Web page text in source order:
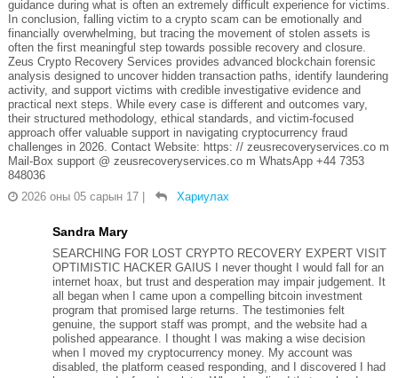
guidance during what is often an extremely difficult experience for victims.
In conclusion, falling victim to a crypto scam can be emotionally and
financially overwhelming, but tracing the movement of stolen assets is
often the first meaningful step towards possible recovery and closure.
Zeus Crypto Recovery Services provides advanced blockchain forensic
analysis designed to uncover hidden transaction paths, identify laundering
activity, and support victims with credible investigative evidence and
practical next steps. While every case is different and outcomes vary,
their structured methodology, ethical standards, and victim-focused
approach offer valuable support in navigating cryptocurrency fraud
challenges in 2026. Contact Website: https: // zeusrecoveryservices.co m
Mail-Box support @ zeusrecoveryservices.co m WhatsApp +44 7353
848036
2026 оны 05 сарын 17
Хариулах
Sandra Mary
SEARCHING FOR LOST CRYPTO RECOVERY EXPERT VISIT
OPTIMISTIC HACKER GAIUS I never thought I would fall for an
internet hoax, but trust and desperation may impair judgement. It
all began when I came upon a compelling bitcoin investment
program that promised large returns. The testimonies felt
genuine, the support staff was prompt, and the website had a
polished appearance. I thought I was making a wise decision
when I moved my cryptocurrency money. My account was
disabled, the platform ceased responding, and I discovered I had